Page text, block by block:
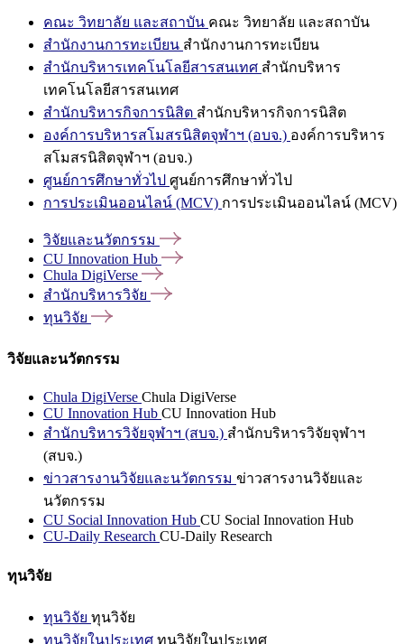
คณะ วิทยาลัย และสถาบัน คณะ วิทยาลัย และสถาบัน
สำนักงานการทะเบียน สำนักงานการทะเบียน
สำนักบริหารเทคโนโลยีสารสนเทศ สำนักบริหาร
เทคโนโลยีสารสนเทศ
สำนักบริหารกิจการนิสิต สำนักบริหารกิจการนิสิต
องค์การบริหารสโมสรนิสิตจุฬาฯ (อบจ.) องค์การบริหาร
สโมสรนิสิตจุฬาฯ (อบจ.)
ศูนย์การศึกษาทั่วไป ศูนย์การศึกษาทั่วไป
การประเมินออนไลน์ (MCV) การประเมินออนไลน์ (MCV)
วิจัยและนวัตกรรม
CU Innovation Hub
Chula DigiVerse
สำนักบริหารวิจัย
ทุนวิจัย
วิจัยและนวัตกรรม
Chula DigiVerse Chula DigiVerse
CU Innovation Hub CU Innovation Hub
สำนักบริหารวิจัยจุฬาฯ (สบจ.) สำนักบริหารวิจัยจุฬาฯ
(สบจ.)
ข่าวสารงานวิจัยและนวัตกรรม ข่าวสารงานวิจัยและ
นวัตกรรม
CU Social Innovation Hub CU Social Innovation Hub
CU-Daily Research CU-Daily Research
ทุนวิจัย
ทุนวิจัย ทุนวิจัย
ทุนวิจัยในประเทศ ทุนวิจัยในประเทศ